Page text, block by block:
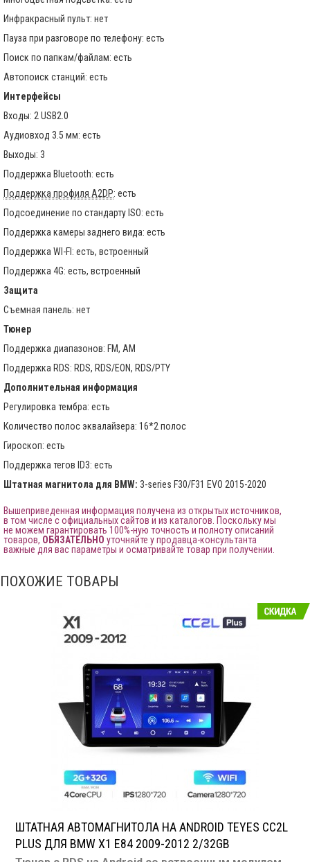
Инфракрасный пульт: нет
Пауза при разговоре по телефону: есть
Поиск по папкам/файлам: есть
Автопоиск станций: есть
Интерфейсы
Входы: 2 USB2.0
Аудиовход 3.5 мм: есть
Выходы: 3
Поддержка Bluetooth: есть
Поддержка профиля A2DP: есть
Подсоединение по стандарту ISO: есть
Поддержка камеры заднего вида: есть
Поддержка WI-FI: есть, встроенный
Поддержка 4G: есть, встроенный
Защита
Съемная панель: нет
Тюнер
Поддержка диапазонов: FM, AM
Поддержка RDS: RDS, RDS/EON, RDS/PTY
Дополнительная информация
Регулировка тембра: есть
Количество полос эквалайзера: 16*2 полос
Гироскоп: есть
Поддержка тегов ID3: есть
Штатная магнитола для BMW: 3-series F30/F31 EVO 2015-2020
Вышеприведенная информация получена из открытых источников,
в том числе с официальных сайтов и из каталогов. Поскольку мы
не можем гарантировать 100%-ную точность и полноту описаний
товаров, ОБЯЗАТЕЛЬНО уточняйте у продавца-консультанта
важные для вас параметры и осматривайте товар при получении.
ПОХОЖИЕ ТОВАРЫ
ШТАТНАЯ АВТОМАГНИТОЛА НА ANDROID TEYES CC2L
PLUS ДЛЯ BMW X1 E84 2009-2012 2/32GB